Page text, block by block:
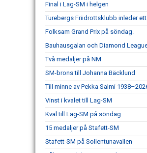
Final i Lag-SM i helgen
Turebergs Friidrottsklubb inleder
Folksam Grand Prix på söndag.
Bauhausgalan och Diamond
Två medaljer på NM
SM-brons till Johanna Bäcklund
Till minne av Pekka Salmi
Vinst i kvalet till Lag-SM
Kval till Lag-SM på söndag
15 medaljer på Stafett-SM
Stafett-SM på Sollentunavallen